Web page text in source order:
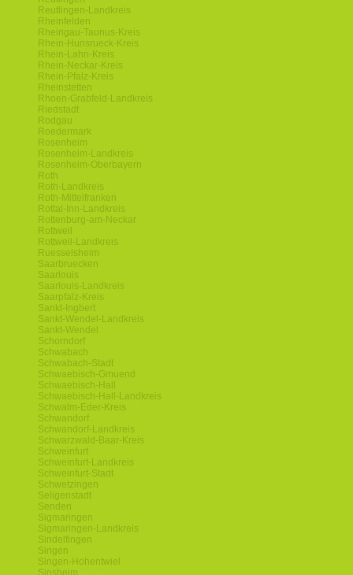
Reutlingen-Landkreis
Rheinfelden
Rheingau-Taunus-Kreis
Rhein-Hunsrueck-Kreis
Rhein-Lahn-Kreis
Rhein-Neckar-Kreis
Rhein-Pfalz-Kreis
Rheinstetten
Rhoen-Grabfeld-Landkreis
Riedstadt
Rodgau
Roedermark
Rosenheim
Rosenheim-Landkreis
Rosenheim-Oberbayern
Roth
Roth-Landkreis
Roth-Mittelfranken
Rottal-Inn-Landkreis
Rottenburg-am-Neckar
Rottweil
Rottweil-Landkreis
Ruesselsheim
Saarbruecken
Saarlouis
Saarlouis-Landkreis
Saarpfalz-Kreis
Sankt-Ingbert
Sankt-Wendel-Landkreis
Sankt-Wendel
Schorndorf
Schwabach
Schwabach-Stadt
Schwaebisch-Gmuend
Schwaebisch-Hall
Schwaebisch-Hall-Landkreis
Schwalm-Eder-Kreis
Schwandorf
Schwandorf-Landkreis
Schwarzwald-Baar-Kreis
Schweinfurt
Schweinfurt-Landkreis
Schweinfurt-Stadt
Schwetzingen
Seligenstadt
Senden
Sigmaringen
Sigmaringen-Landkreis
Sindelfingen
Singen
Singen-Hohentwiel
Sinsheim